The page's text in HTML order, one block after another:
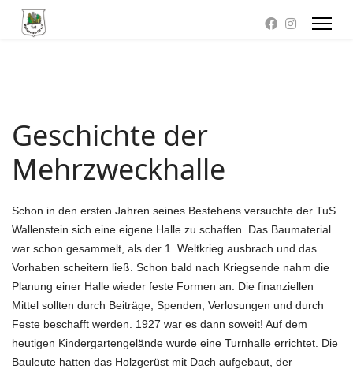
Geschichte der
Mehrzweckhalle
Schon in den ersten Jahren seines Bestehens versuchte der TuS
Wallenstein sich eine eigene Halle zu schaffen. Das Baumaterial
war schon gesammelt, als der 1. Weltkrieg ausbrach und das
Vorhaben scheitern ließ. Schon bald nach Kriegsende nahm die
Planung einer Halle wieder feste Formen an. Die finanziellen
Mittel sollten durch Beiträge, Spenden, Verlosungen und durch
Feste beschafft werden. 1927 war es dann soweit! Auf dem
heutigen Kindergartengelände wurde eine Turnhalle errichtet. Die
Bauleute hatten das Holzgerüst mit Dach aufgebaut, der